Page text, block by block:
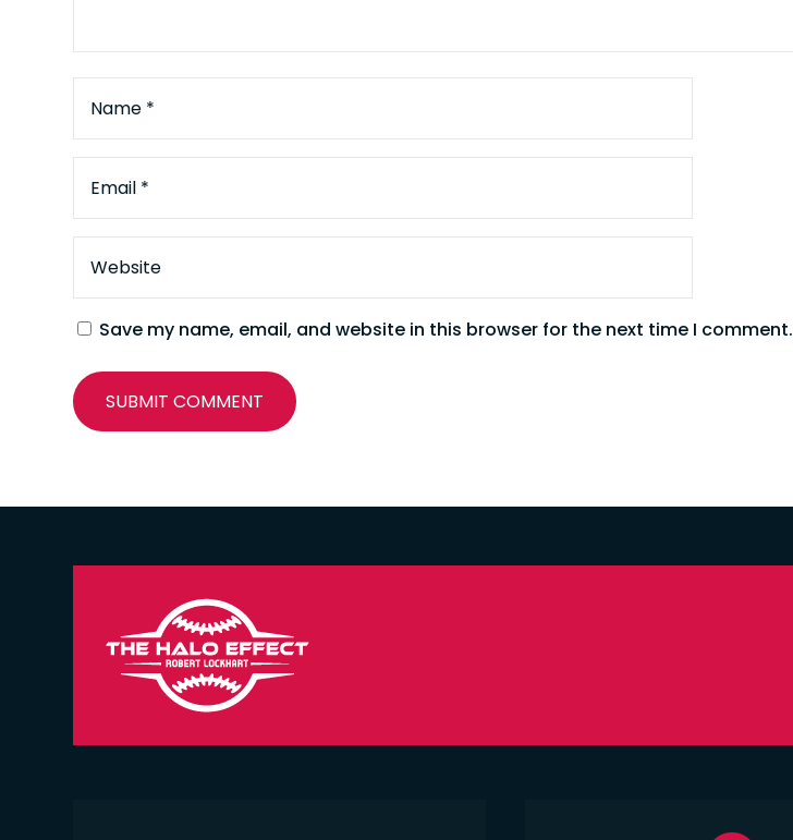
Save my name, email, and website in this browser for the next time I comment.
SUBMIT COMMENT